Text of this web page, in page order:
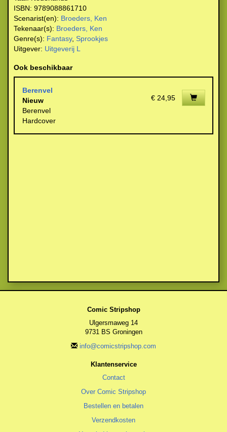
ISBN: 9789088861710
Scenarist(en): Broeders, Ken
Tekenaar(s): Broeders, Ken
Genre(s): Fantasy, Sprookjes
Uitgever: Uitgeverij L
Ook beschikbaar
Berenvel
Nieuw
Berenvel
Hardcover
€ 24,95
Comic Stripshop
Ulgersmaweg 14
9731 BS Groningen
info@comicstripshop.com
Klantenservice
Contact
Over Comic Stripshop
Bestellen en betalen
Verzendkosten